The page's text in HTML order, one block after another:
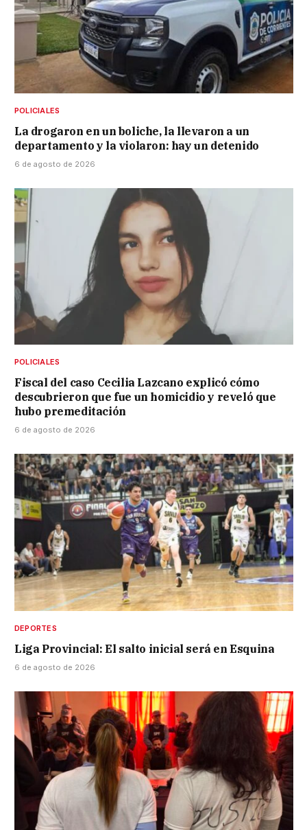
POLICIALES
La drogaron en un boliche, la llevaron a un
departamento y la violaron: hay un detenido
6 de agosto de 2026
POLICIALES
Fiscal del caso Cecilia Lazcano explicó cómo
descubrieron que fue un homicidio y reveló que
hubo premeditación
6 de agosto de 2026
DEPORTES
Liga Provincial: El salto inicial será en Esquina
6 de agosto de 2026